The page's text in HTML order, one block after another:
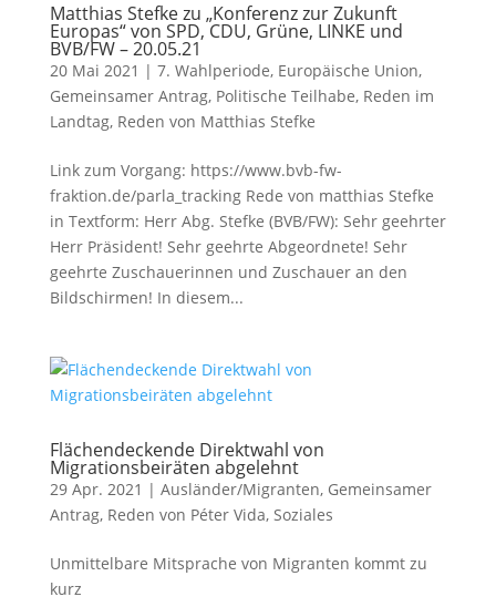
Matthias Stefke zu „Konferenz zur Zukunft
Europas“ von SPD, CDU, Grüne, LINKE und
BVB/FW – 20.05.21
20 Mai 2021 | 7. Wahlperiode, Europäische Union,
Gemeinsamer Antrag, Politische Teilhabe, Reden im
Landtag, Reden von Matthias Stefke
Link zum Vorgang: https://www.bvb-fw-
fraktion.de/parla_tracking Rede von matthias Stefke
in Textform: Herr Abg. Stefke (BVB/FW): Sehr geehrter
Herr Präsident! Sehr geehrte Abgeordnete! Sehr
geehrte Zuschauerinnen und Zuschauer an den
Bildschirmen! In diesem...
Flächendeckende Direktwahl von
Migrationsbeiräten abgelehnt
29 Apr. 2021 | Ausländer/Migranten, Gemeinsamer
Antrag, Reden von Péter Vida, Soziales
Unmittelbare Mitsprache von Migranten kommt zu
kurz